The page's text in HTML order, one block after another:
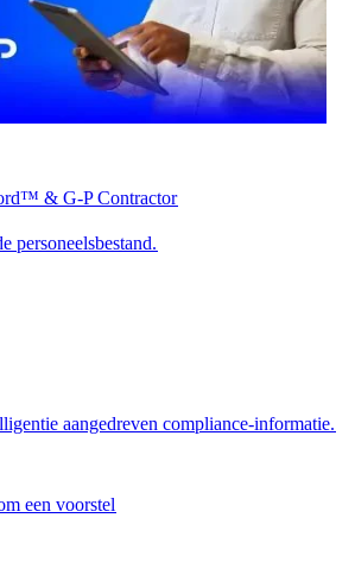
& G-P Contractor​​
personeelsbestand.​​
aangedreven compliance-informatie.​​
een voorstel​​